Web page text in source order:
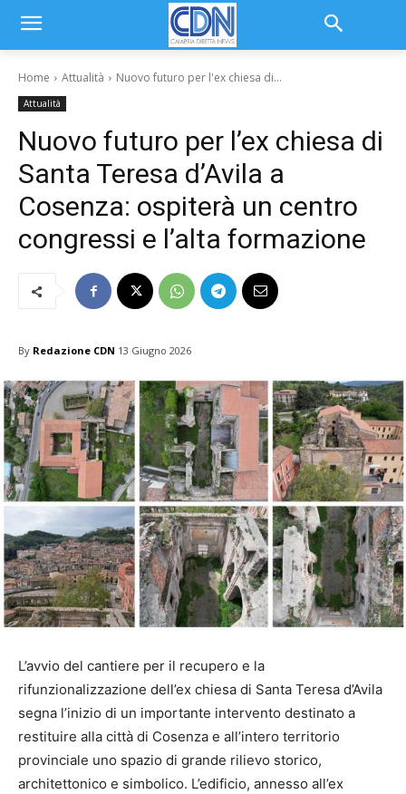
Home Attualità Nuovo futuro per l'ex chiesa di...
Attualità
Nuovo futuro per l’ex chiesa di
Santa Teresa d’Avila a
Cosenza: ospiterà un centro
congressi e l’alta formazione
By Redazione CDN 13 Giugno 2026
L’avvio del cantiere per il recupero e la
rifunzionalizzazione dell’ex chiesa di Santa Teresa d’Avila
segna l’inizio di un importante intervento destinato a
restituire alla città di Cosenza e all’intero territorio
provinciale uno spazio di grande rilievo storico,
architettonico e simbolico. L’edificio, annesso all’ex